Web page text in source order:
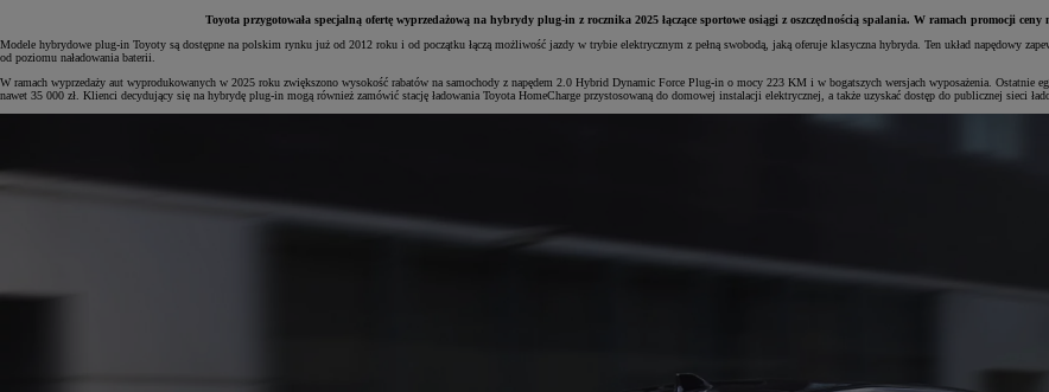
Od81 900 zł
Yaris Cross
Toyota przygotowała specjalną ofertę wyprzedażową na hybrydy plug-in z rocznika 2025 łączące sportowe osiągi z oszczędnością spalania. W ramach promocji
Modele hybrydowe plug-in Toyoty są dostępne na polskim rynku już od 2012 roku i od początku łączą możliwość jazdy w trybie elektrycznym z pełną swobodą, jaką oferuje klasyczna hybryda. Ten układ napędowy
od poziomu naładowania baterii.
W ramach wyprzedaży aut wyprodukowanych w 2025 roku zwiększono wysokość rabatów na samochody z napędem 2.0 Hybrid Dynamic Force Plug-in o mocy 223 KM i w bogatszych wersjach wyposażenia. Ostatnie
nawet 35 000 zł. Klienci decydujący się na hybrydę plug-in mogą również zamówić stację ładowania Toyota HomeCharge przystosowaną do domowej instalacji elektrycznej, a także uzyskać dostęp do publicznej sieci